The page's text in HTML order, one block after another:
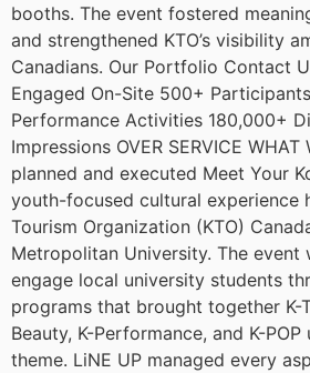
booths. The event fostered
and strengthened KTO’s visibility
Canadians. Our Portfolio Contact
Engaged On-Site 500+
Performance Activities 180,000+
Impressions OVER SERVICE WHAT
planned and executed Meet Your
youth-focused cultural experience
Tourism Organization (KTO)
Metropolitan University. The event
engage local university students
programs that brought together K-
Beauty, K-Performance, and K-
theme. LiNE UP managed every